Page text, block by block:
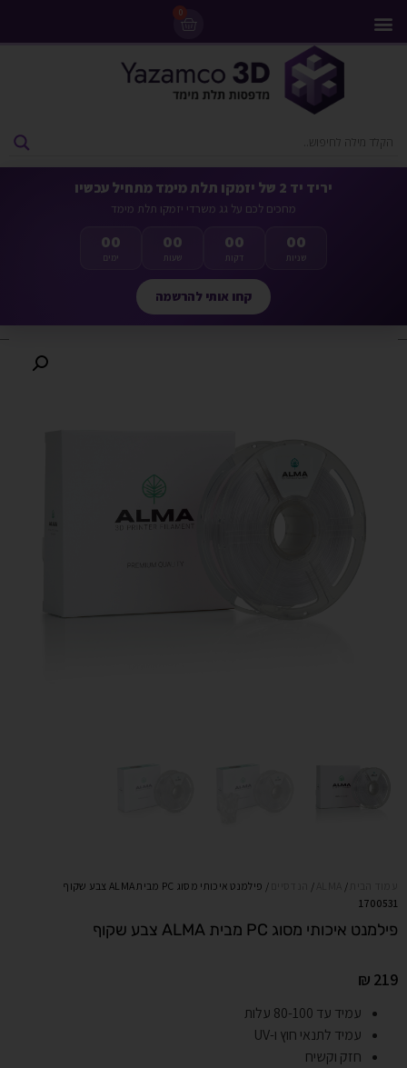
0
יריד יד 2 של יזמקו תלת מימד מתחיל עכשיו
מחכים לכם על גג משרדי יזמקו תלת מימד
00
ימים
00
שעות
00
דקות
00
שניות
קחו אותי להרשמה
/
/
/ פילמנט איכותי מסוג PC מבית ALMA צבע שקוף
1700531
פילמנט איכותי מסוג PC מבית ALMA צבע שקוף
₪ 219
עמיד עד 80-100 עלות
עמיד לתנאי חוץ ו-UV
חזק וקשיח